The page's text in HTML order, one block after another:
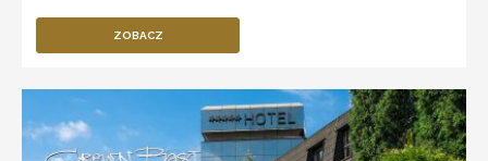
ZOBACZ